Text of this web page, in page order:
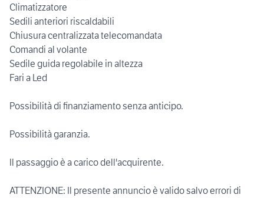
Climatizzatore
Sedili anteriori riscaldabili
Chiusura centralizzata telecomandata
Comandi al volante
Sedile guida regolabile in altezza
Fari a Led
Possibilità di finanziamento senza anticipo.
Possibilità garanzia.
Il passaggio è a carico dell'acquirente.
ATTENZIONE: Il presente annuncio è valido salvo errori di